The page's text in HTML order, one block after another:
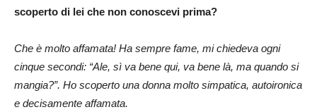
scoperto di lei che non conoscevi prima?
Che è molto affamata! Ha sempre fame, mi chiedeva ogni
cinque secondi: “Ale, sì va bene qui, va bene là, ma quando si
mangia?”. Ho scoperto una donna molto simpatica, autoironica
e decisamente affamata.